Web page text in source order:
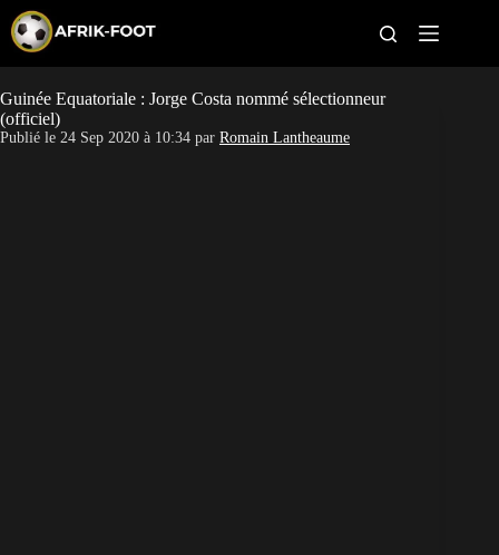
p
o
c
o
CAN féminine
Guinée Equatoriale : Jorge Costa nommé sélectionneur
(officiel)
Publié le 24 Sep 2020 à 10:34 par Romain Lantheaume